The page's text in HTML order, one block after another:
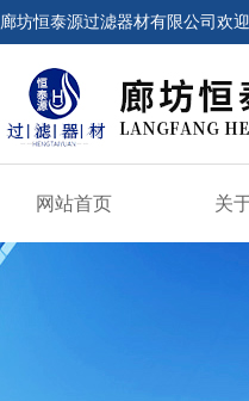
廊坊恒泰源过滤器材有限公司欢迎
网站首页 关